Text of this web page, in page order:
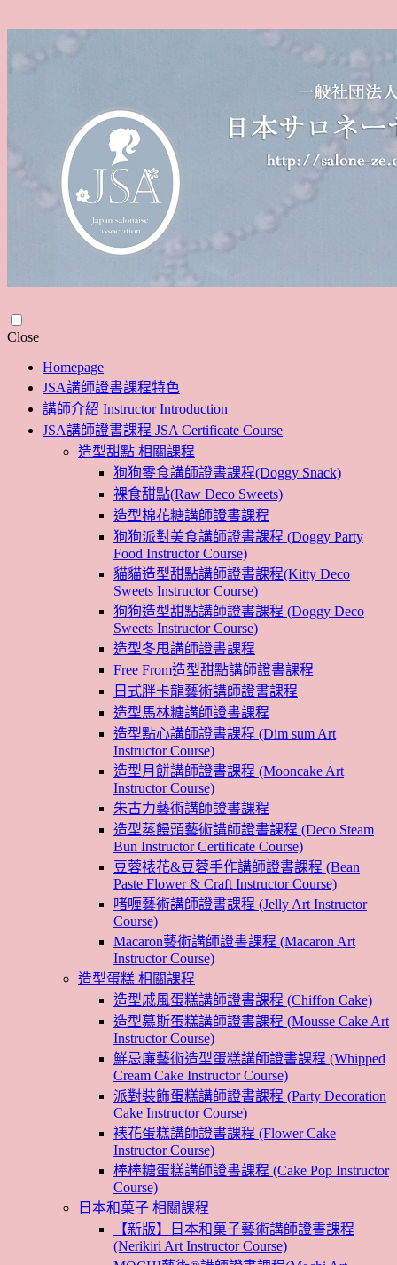
CloseSkip
content
Homepage
JSA講師證書課程特色
講師介紹 Instructor Introduction
JSA講師證書課程 JSA Certificate Course
造型甜點 相關課程
狗狗零食講師證書課程(Doggy Snack)
裸食甜點(Raw Deco Sweets)
造型棉花糖講師證書課程
狗狗派對美食講師證書課程 (Doggy Party
Food Instructor Course)
貓貓造型甜點講師證書課程(Kitty Deco
Sweets Instructor Course)
狗狗造型甜點講師證書課程 (Doggy Deco
Sweets Instructor Course)
造型冬甩講師證書課程
Free From造型甜點講師證書課程
日式胖卡龍藝術講師證書課程
造型馬林糖講師證書課程
造型點心講師證書課程 (Dim sum Art
Instructor Course)
造型月餅講師證書課程 (Mooncake Art
Instructor Course)
朱古力藝術講師證書課程
造型蒸饅頭藝術講師證書課程 (Deco Steam
Bun Instructor Certificate Course)
豆蓉裱花&豆蓉手作講師證書課程 (Bean
Paste Flower & Craft Instructor Course)
啫喱藝術講師證書課程 (Jelly Art Instructor
Course)
Macaron藝術講師證書課程 (Macaron Art
Instructor Course)
造型蛋糕 相關課程
造型戚風蛋糕講師證書課程 (Chiffon Cake)
造型慕斯蛋糕講師證書課程 (Mousse Cake Art
Instructor Course)
鮮忌廉藝術造型蛋糕講師證書課程 (Whipped
Cream Cake Instructor Course)
派對裝飾蛋糕講師證書課程 (Party Decoration
Cake Instructor Course)
裱花蛋糕講師證書課程 (Flower Cake
Instructor Course)
棒棒糖蛋糕講師證書課程 (Cake Pop Instructor
Course)
日本和菓子 相關課程
【新版】日本和菓子藝術講師證書課程
(Nerikiri Art Instructor Course)